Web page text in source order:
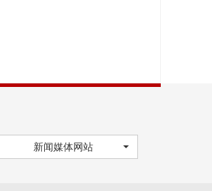
新闻媒体网站